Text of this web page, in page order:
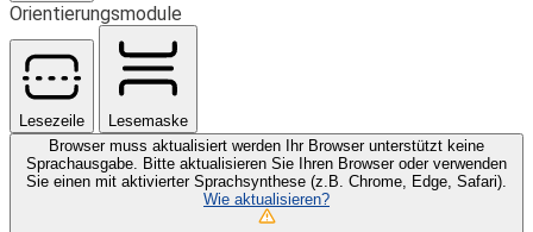
Orientierungsmodule
Lesezeile
Lesemaske
Browser muss aktualisiert werden Ihr Browser unterstützt keine
Sprachausgabe. Bitte aktualisieren Sie Ihren Browser oder verwenden
Sie einen mit aktivierter Sprachsynthese (z.B. Chrome, Edge, Safari).
Wie aktualisieren?